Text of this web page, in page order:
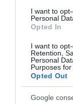
I want to
Personal
Opted In
I want to
Retention,
Personal
Purposes for
Opted Out
Google
Από τη Λεωφόρο